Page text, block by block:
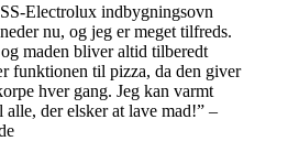
Electrolux indbygningsovn
nu, og jeg er meget tilfreds.
maden bliver altid tilberedt
funktionen til pizza, da den giver
hver gang. Jeg kan varmt
der elsker at lave mad!” –